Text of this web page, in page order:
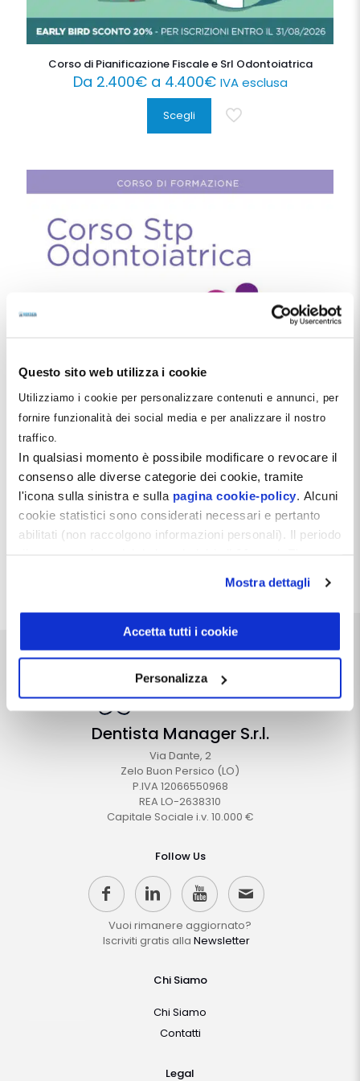
Questo sito web utilizza i cookie
Utilizziamo i cookie per personalizzare contenuti e annunci, per
fornire funzionalità dei social media e per analizzare il nostro
traffico.
In qualsiasi momento è possibile modificare o revocare il
consenso alle diverse categorie dei cookie, tramite
l'icona sulla sinistra e sulla pagina cookie-policy. Alcuni
cookie statistici sono considerati necessari e pertanto
abilitati (non raccolgono informazioni personali). Il periodo
indirizzo:dentistamanager.it/contatti-dentista-
Chiudendo questo banner tramite apposita X in alto a
Mostra dettagli
Accetta tutti i cookie
Personalizza
Corso di Pianificazione Fiscale e Srl Odontoiatrica
Da 2.400€a 4.400€ IVA esclusa
Scegli
Questo
prodotto
più
varianti.
Le
possono
essere
scelte
Corso STP Odontoiatrica
Da2.500€a4.200 € IVA esclusa
varianti.
Le
opzioni
possono
essere
nella
del
prodotto
Dentista Manager S.r.l.
Via Dante, 2
Zelo Buon Persico (LO)
P.IVA 12066550968
REA LO-2638310
Capitale Sociale i.v. 10.000 €
Follow Us
Vuoi rimanere aggiornato?
Iscriviti gratis alla Newsletter
Chi Siamo
Chi Siamo
Contatti
Legal